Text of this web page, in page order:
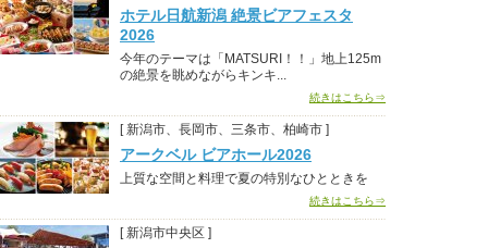
ホテル日航新潟 絶景ビアフェスタ
2026
今年のテーマは「MATSURI！！」地上125m
の絶景を眺めながらキンキ...
続きはこちら⇒
[ 新潟市、長岡市、三条市、柏崎市 ]
アークベル ビアホール2026
上質な空間と料理で夏の特別なひとときを
続きはこちら⇒
[ 新潟市中央区 ]